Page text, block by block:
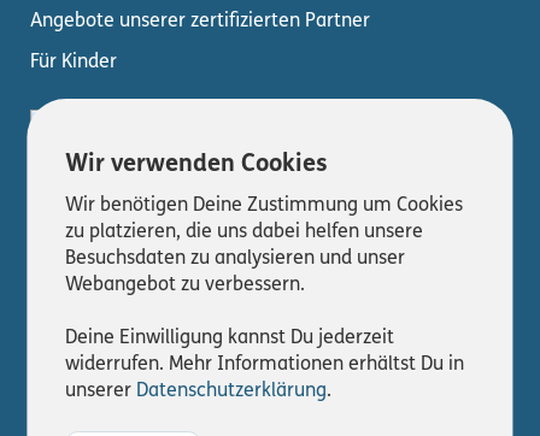
Wir verwenden Cookies
Wir benötigen Deine Zustimmung um Cookies
zu platzieren, die uns dabei helfen unsere
Besuchsdaten zu analysieren und unser
Webangebot zu verbessern.
Deine Einwilligung kannst Du jederzeit
widerrufen. Mehr Informationen erhältst Du in
unserer Datenschutzerklärung.
Angebote unserer zertifizierten Partner
Für Kinder
Impressum